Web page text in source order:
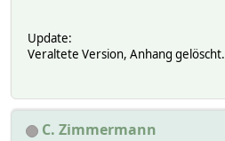
Update:
Veraltete Version, Anhang gelöscht.
C. Zimmermann